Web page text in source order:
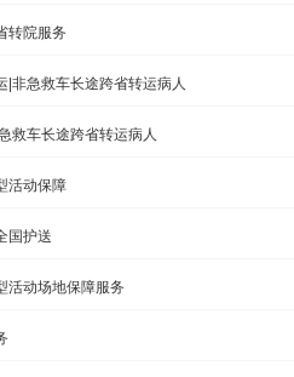
转院服务
|非急救车长途跨省转运病人
救车长途跨省转运病人
活动保障
国护送
活动场地保障服务